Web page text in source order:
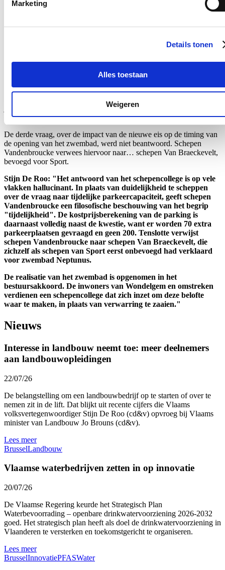
Marketing
Details tonen
Alles toestaan
Weigeren
een totale kostprijs van 2.000.000 euro (excl BTW).
Op 30 oktober 2024 werd de adviesvraag vanuit de Sportdienst via
Mobiliteitsbedrijf. Daarbij werd aangegeven dat het ontwerp werd
het finale ontwerp en de ontwerpplannen. Op 26/11/2024 heeft het
Mobiliteitsbedrijf zijn feedback via mail bezorgd aan de Sportdienst,
november 2024 bezorgd aan de Sportdienst. Ik weet niet wat
januari kennis van wanneer het dossier zwembad Neptunus
geagendeerd werd op de agenda van het schepencollege."
De derde vraag, over de impact van de nieuwe eis op de timing van
de opening van het zwembad, werd niet beantwoord. Schepen
Vandenbroucke verwees hiervoor naar… schepen Van Braeckevelt,
bevoegd voor Sport.
Stijn De Roo: "Het antwoord van het schepencollege is op vele
vlakken hallucinant. In plaats van duidelijkheid te scheppen
over de vraag naar tijdelijke parkeercapaciteit, geeft schepen
Vandenbroucke een filosofische beschouwing van het begrip
"tijdelijkheid". De kostprijsberekening van de parking is
daarnaast volledig naast de kwestie, want er worden 70 extra
parkeerplaatsen gevraagd en geen 200. Tenslotte verwijst
schepen Vandenbroucke naar schepen Van Braeckevelt, die
zichzelf als schepen van Sport eerst onbevoegd had verklaard
voor zwembad Neptunus.
De realisatie van het zwembad is opgenomen in het
bestuursakkoord. De inwoners van Wondelgem en omstreken
verdienen een schepencollege dat zich inzet om deze belofte
waar te maken, in plaats van verwarring te zaaien."
Nieuws
Interesse in landbouw neemt toe: meer deelnemers
aan landbouwopleidingen
22/07/26
De belangstelling om een landbouwbedrijf op te starten of over te
nemen zit in de lift. Dat blijkt uit recente cijfers die Vlaams
volksvertegenwoordiger Stijn De Roo (cd&v) opvroeg bij Vlaams
minister van Landbouw Jo Brouns (cd&v).
Lees meer
BrusselLandbouw
Vlaamse waterbedrijven zetten in op innovatie
20/07/26
De Vlaamse Regering keurde het Strategisch Plan
Waterbevoorrading – openbare drinkwatervoorziening 2026-2032
goed. Het strategisch plan heeft als doel de drinkwatervoorziening in
Vlaanderen te versterken en toekomstgericht te organiseren.
Lees meer
BrusselInnovatiePFASWater